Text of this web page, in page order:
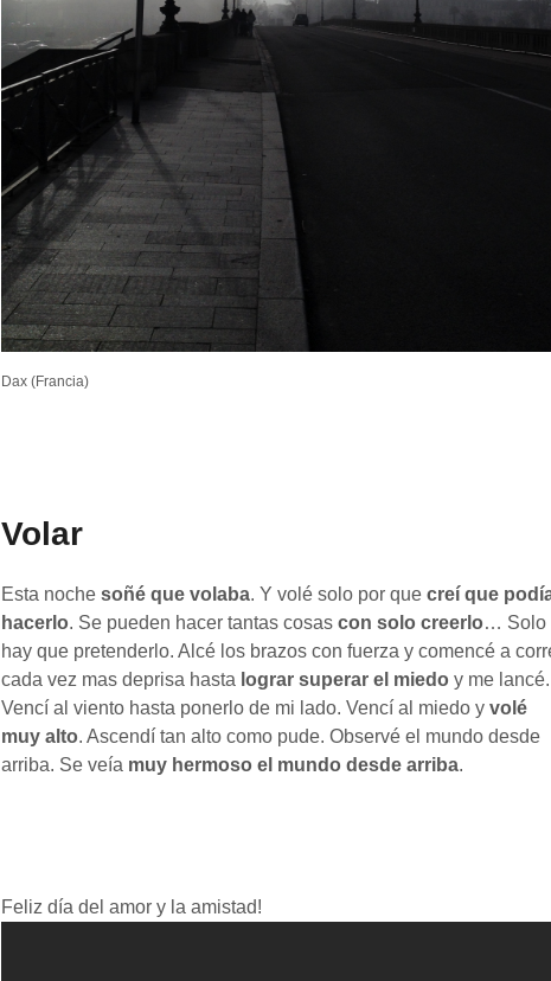
Dax (Francia)
Volar
Esta noche soñé que volaba. Y volé solo por que creí que
hacerlo. Se pueden hacer tantas cosas con solo creerlo… Solo
hay que pretenderlo. Alcé los brazos con fuerza y comencé a
cada vez mas deprisa hasta lograr superar el miedo y me lancé.
Vencí al viento hasta ponerlo de mi lado. Vencí al miedo y volé
muy alto. Ascendí tan alto como pude. Observé el mundo desde
arriba. Se veía muy hermoso el mundo desde arriba.
Feliz día del amor y la amistad!